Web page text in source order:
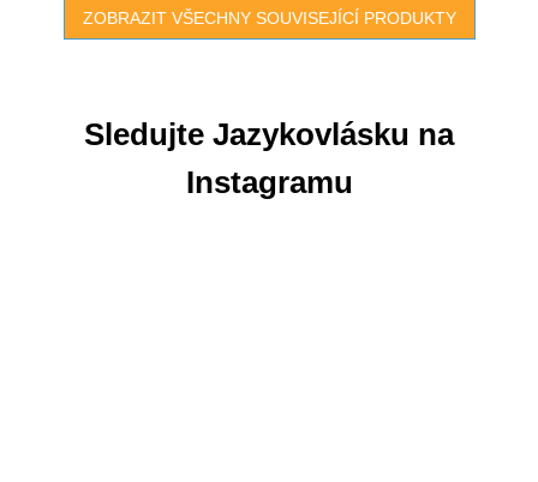
ZOBRAZIT VŠECHNY SOUVISEJÍCÍ PRODUKTY
Sledujte Jazykovlásku na
Instagramu